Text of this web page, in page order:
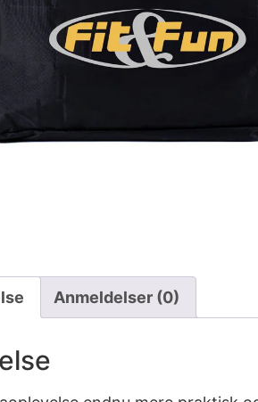
Anmeldelser (0)